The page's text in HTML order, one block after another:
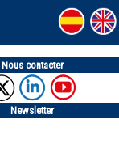
Nous contacter
Newsletter